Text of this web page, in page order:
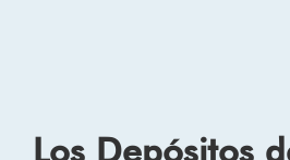
Los Depósitos